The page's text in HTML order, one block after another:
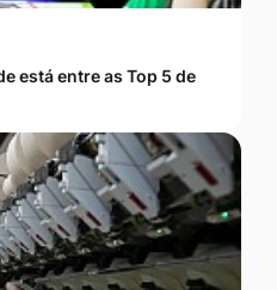
está entre as Top 5 de